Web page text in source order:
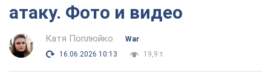
атаку. Фото и видео
Катя Поплюйко
War
16.06.2026 10:13
19,9 т.